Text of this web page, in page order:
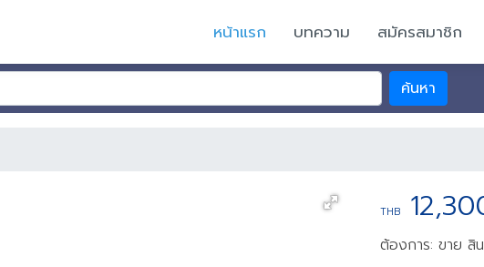
หน้าแรก บทความ สมัครสมาชิก
ค้นหา
THB
ต้องการ: ขาย สิ